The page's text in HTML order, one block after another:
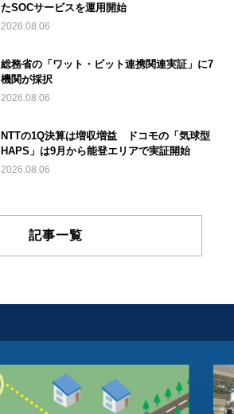
たSOCサービスを運用開始
2026.08.06
総務省の「ワット・ビット連携関連実証」に7
機関が採択
2026.08.06
NTTの1Q決算は増収増益 ドコモの「気球型
HAPS」は9月から能登エリアで実証開始
2026.08.06
記事一覧